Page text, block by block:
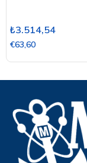
₺3.514,54
€63,60